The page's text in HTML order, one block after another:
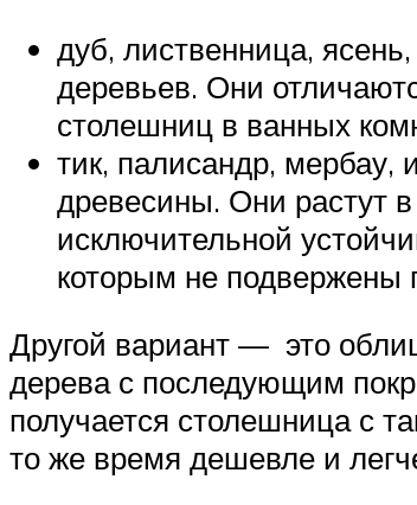
дуб, лиственница,
деревьев. Они
столешниц в ванных
тик, палисандр, мербау,
древесины. Они растут
исключительной
которым не подвержены
Другой вариант — это
дерева с последующим
получается столешница с
то же время дешевле и